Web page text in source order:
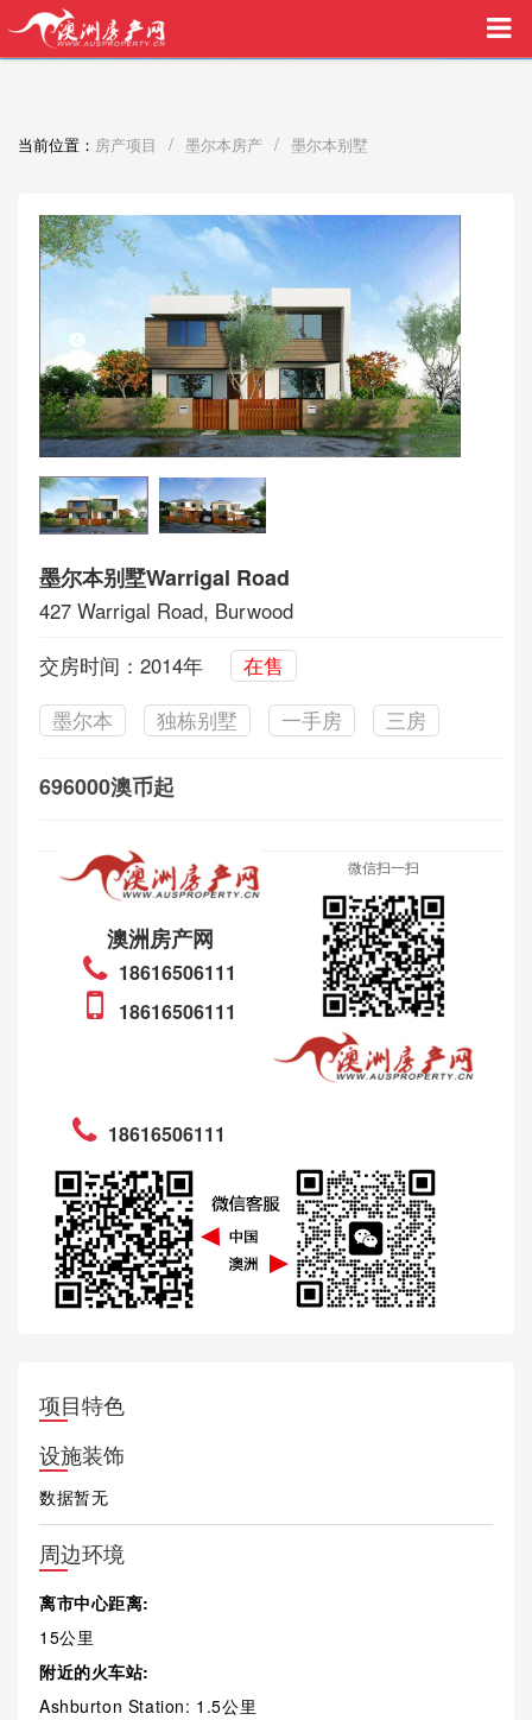
买家中介VIP服务，助您安心购房
当前位置： 房产项目 / 墨尔本房产 / 墨尔本别墅
墨尔本别墅Warrigal Road
427 Warrigal Road, Burwood
交房时间：2014年
在售
墨尔本
独栋别墅 一手房 三房
696000澳币起
澳洲房产网
18616506111
18616506111
微信扫一扫
18616506111
项目特色
设施装饰
数据暂无
周边环境
离市中心距离:
15公里
附近的火车站:
Ashburton Station: 1.5公里